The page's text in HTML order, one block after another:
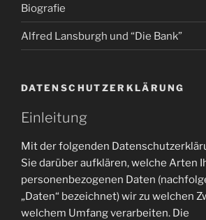
Biografie
Alfred Lansburgh und “Die Bank”
DATENSCHUTZERKLÄRUNG
Einleitung
Mit der folgenden
Sie darüber aufklären, welche Arten
personenbezogenen Daten
„Daten“ bezeichnet) wir zu welchen
welchem Umfang verarbeiten. Die